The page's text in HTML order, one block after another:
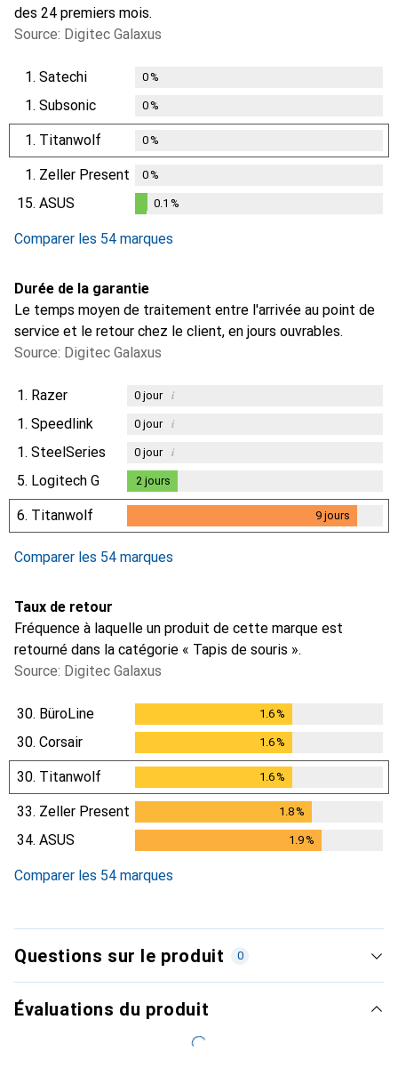
des 24 premiers mois.
Source: Digitec Galaxus
1. Satechi 0%
1. Subsonic 0%
1. Titanwolf 0%
1. Zeller Present 0%
15. ASUS 0.1 %
Comparer les 54 marques
Durée de la garantie
Le temps moyen de traitement entre l'arrivée au point de
service et le retour chez le client, en jours ouvrables.
Source: Digitec Galaxus
1. Razer 0jour i
1. Speedlink 0jour i
1. SteelSeries 0jour i
5. Logitech G 2 jours
6. Titanwolf 9 jours
9jours
Comparer les 54 marques
Taux de retour
Fréquence à laquelle un produit de cette marque est
retourné dans la catégorie « Tapis de souris ».
Source: Digitec Galaxus
30. BüroLine 1.6%
30. Corsair 1.6%
30. Titanwolf 1.6%
33. Zeller Present 1.8%
34. ASUS 1.9%
Comparer les 54 marques
Questions sur le produit 0
Évaluations du produit